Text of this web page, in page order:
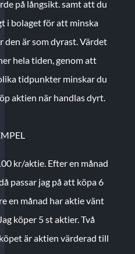
på långsikt. samt att du
i bolaget för att minska
den är som dyrast. Värdet
hela tiden, genom att
tidpunkter minskar du
aktien när handlas dyrt.
kr/aktie. Efter en månad
passar jag på att köpa 6
en månad har aktie vänt
köper 5 st aktier.Två
är aktien värderad till